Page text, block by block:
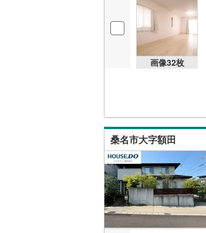
画像32枚
桑名市大字額田